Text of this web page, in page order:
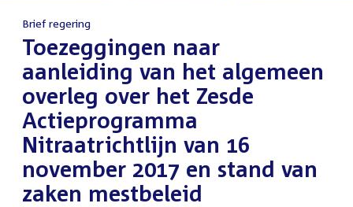
Brief regering
:Toezeggingen naar
aanleiding van het algemeen
overleg over het Zesde
Actieprogramma
Nitraatrichtlijn van 16
november 2017 en stand van
zaken mestbeleid